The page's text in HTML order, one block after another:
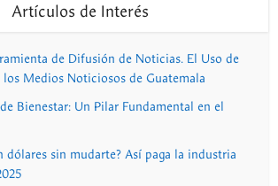
Artículos de Interés
de Difusión de Noticias. El Uso de
Medios Noticiosos de Guatemala
Bienestar: Un Pilar Fundamental en el
dólares sin mudarte? Así paga la industria